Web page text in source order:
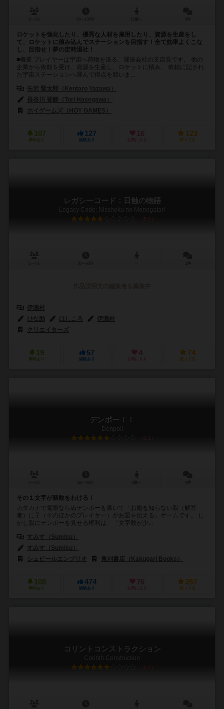
ロケットを強化したり、優秀な人材を雇用したり、資源を生産をし
て、ロケットに積み込んでステーションを目指す！全て効率よくこな
し、目指せ！夢の定時退社！
■概要 プレイヤーは宇宙へ荷物を送る、運送会社の支店長です。 他の
企業から依頼を受け、資源を生産し、ロケットに積み、 依頼に記され
た宇宙ステーションへ運んで得点を競いま...
矢沢 賢太郎（Kentaro Yazawa）
長谷川 登鯉（Tori Hasegawa）
ホイゲームズ（HOY GAMES）
107
興味あり
127
経験あり
16
お気に入り
123
持ってる
レガシーコード：日蝕の物語
Legacy Code: Nisshoku no Monogatari
5.8
伊瀬村
ひな助
はしころ
伊瀬村
クリエイターズ
19
興味あり
57
経験あり
4
お気に入り
74
持ってる
デンポー！！
Denpo!!
6.1
その１文字が勝敗をわける！
カタカナで電報ならぬデンポーを書いて「お題を知らない親（解答
者）に子（そのほかのプレイヤー）がお題を伝える」ゲームです。 し
かし親にデンポーを見せる権利は、「文字数が少...
すみす（Sumisu）
すみす（Sumisu）
シュピールエンブリオ
角刈書店（Kakugari Books）
108
興味あり
474
経験あり
76
お気に入り
257
持ってる
コリントコンストラクション
Corinth Construction
6.0